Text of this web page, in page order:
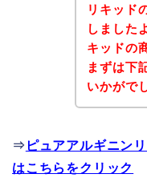
リキッド
しました
キッドの
まずは下
いかがで
⇒ ピュアアルギニン
はこちらをクリック